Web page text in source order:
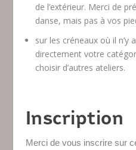
de l’extérieur. Merci de
danse, mais pas à vos
sur les créneaux où il n’y
directement votre
choisir d’autres ateliers.
Inscription
Merci de vous inscrire sur